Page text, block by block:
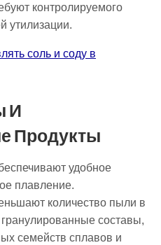
контролируемого
утилизации.
соль и соду в
И
Продукты
удобное
плавление.
количество пыли в
составы,
семейств сплавов и